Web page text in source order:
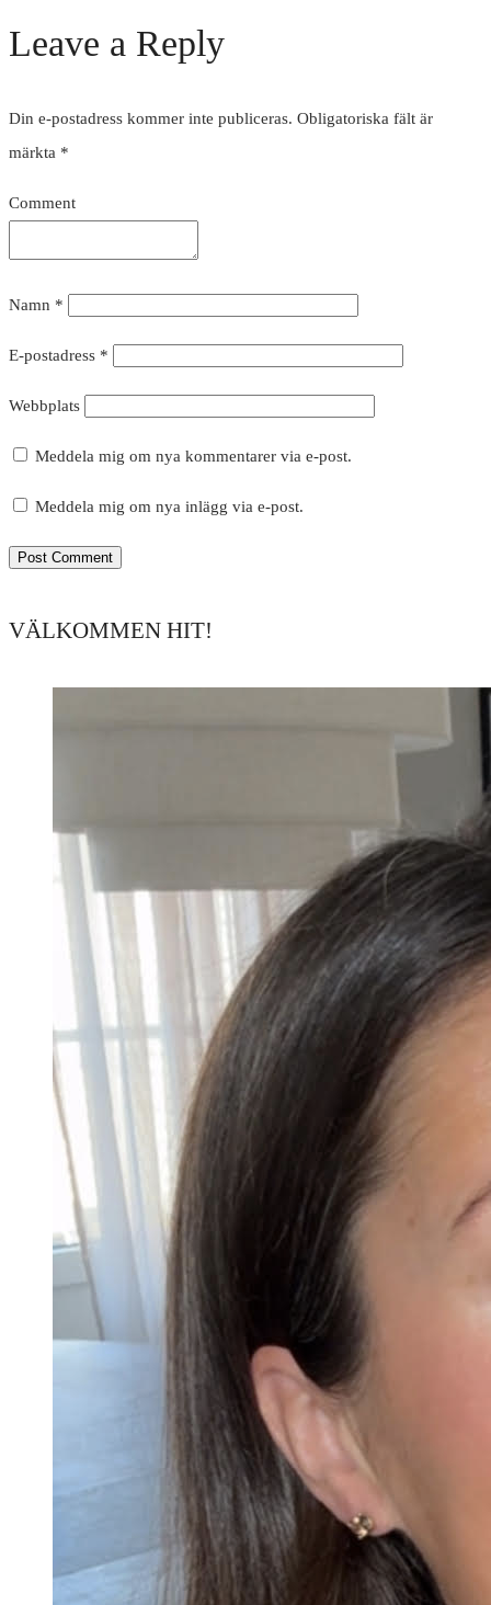
Leave a Reply
Din e-postadress kommer inte publiceras. Obligatoriska fält är
märkta *
Comment
Namn *
E-postadress *
Webbplats
Meddela mig om nya kommentarer via e-post.
Meddela mig om nya inlägg via e-post.
VÄLKOMMEN HIT!